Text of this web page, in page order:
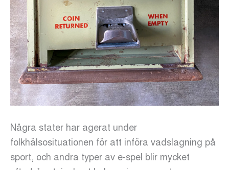
Några stater har agerat under
folkhälsosituationen för att införa vadslagning på
sport, och andra typer av e-spel blir mycket